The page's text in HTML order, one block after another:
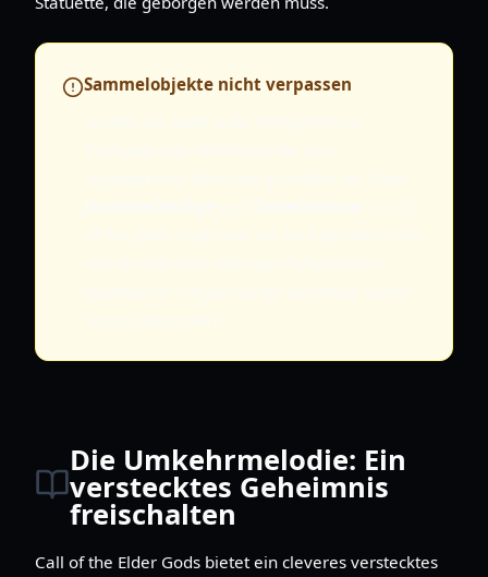
Sammelobjekte nicht verpassen
Die Umkehrmelodie: Ein
verstecktes Geheimnis
freischalten
Call of the Elder Gods bietet ein cleveres verstecktes